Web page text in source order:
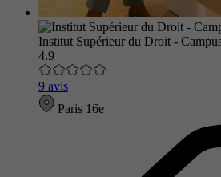
Institut Supérieur du Droit -
4.9
9 avis
Paris 16e